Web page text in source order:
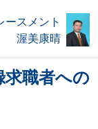
ースメント
渥美康晴
職者への